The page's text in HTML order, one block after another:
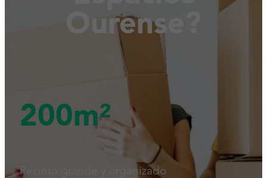
Ourense?
200m²
Recinto grande y organizado